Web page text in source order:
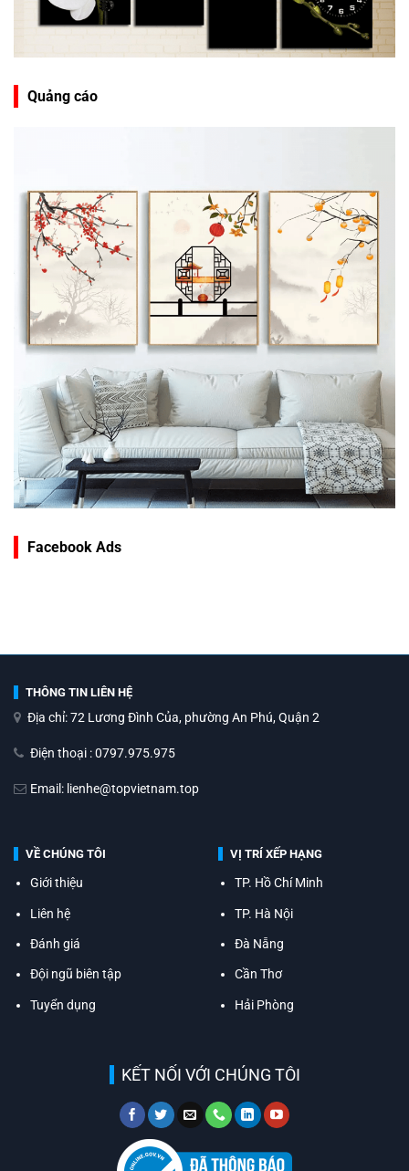
Quảng cáo
Facebook Ads
THÔNG TIN LIÊN HỆ
Địa chỉ: 72 Lương Đình Của, phường An Phú, Quận 2
Điện thoại : 0797.975.975
Email: lienhe@topvietnam.top
VỀ CHÚNG TÔI
Giới thiệu
Liên hệ
Đánh giá
Đội ngũ biên tập
Tuyển dụng
VỊ TRÍ XẾP HẠNG
TP. Hồ Chí Minh
TP. Hà Nội
Đà Nẵng
Cần Thơ
Hải Phòng
KẾT NỐI VỚI CHÚNG TÔI